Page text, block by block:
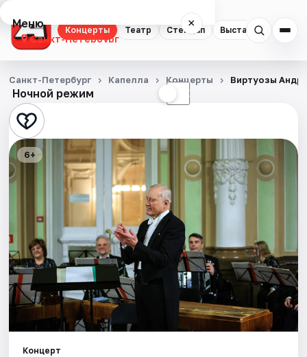
Концерты Театр Стендап Выставки
Меню ×
Санкт-Петербург
Концерты
Театр
Стендап
Выставки
Экскурсии
Спорт
События
Ночной режим ☾
Санкт-Петербург Капелла Концерты Виртуозы
6+
Концерт